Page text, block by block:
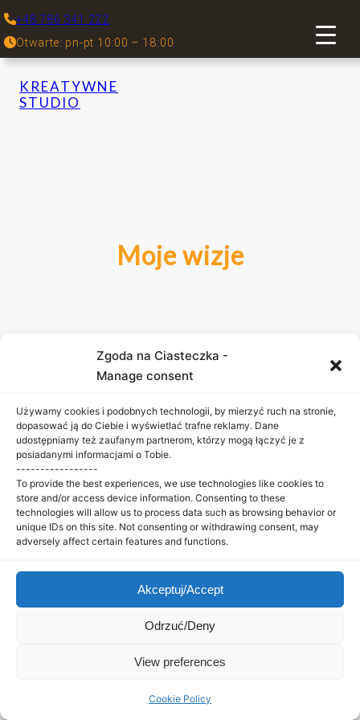
Zgoda na Ciasteczka -
Manage consent
Używamy cookies i podobnych technologii, by mierzyć ruch na stronie,
dopasować ją do Ciebie i wyświetlać trafne reklamy. Dane
udostępniamy też zaufanym partnerom, którzy mogą łączyć je z
posiadanymi informacjami o Tobie.
-----------------
To provide the best experiences, we use technologies like cookies to
store and/or access device information. Consenting to these
technologies will allow us to process data such as browsing behavior or
unique IDs on this site. Not consenting or withdrawing consent, may
adversely affect certain features and functions.
Akceptuj/Accept
Odrzuć/Deny
View preferences
Cookie Policy
+48 786 341 222
Otwarte: pn-pt 10:00 – 18:00
KREATYWNE
STUDIO
Moje wizje
KREATYWNE STUDIO
Krzysia Florczak – Telefon:
Facebook
Inne strony
Główna
Pakiety
Informacje
Opinie
Mapa emocji
Polityka
prywatności